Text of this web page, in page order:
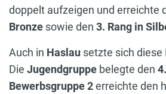
doppelt aufzeigen und erreichte
Bronze sowie den 3. Rang in
Auch in Haslau setzte sich
Die Jugendgruppe belegte den
Bewerbsgruppe 2erreichte den